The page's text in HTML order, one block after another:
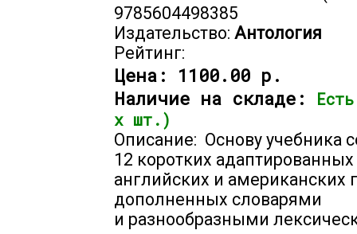
9785604498385
Издательство: Антология
Рейтинг:
Цена: 1100.00 р.
Наличие на складе:
х шт.)
Описание: Основу учебника
12 коротких адаптированных
английских и американских
дополненных словарями
и разнообразными